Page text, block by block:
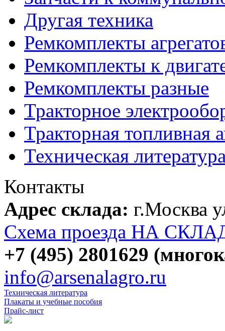
Другая техника
Ремкомплекты
Ремкомплекты к
Ремкомплекты разные
Тракторное
Тракторная топливная
Техническая
Контакты
Адрес склада: г.Москва
Схема проезда НА
+7 (495) 2801629
info@arsenalagro.ru
Техническая литература
Плакаты и учебные пособия
Прайс-лист